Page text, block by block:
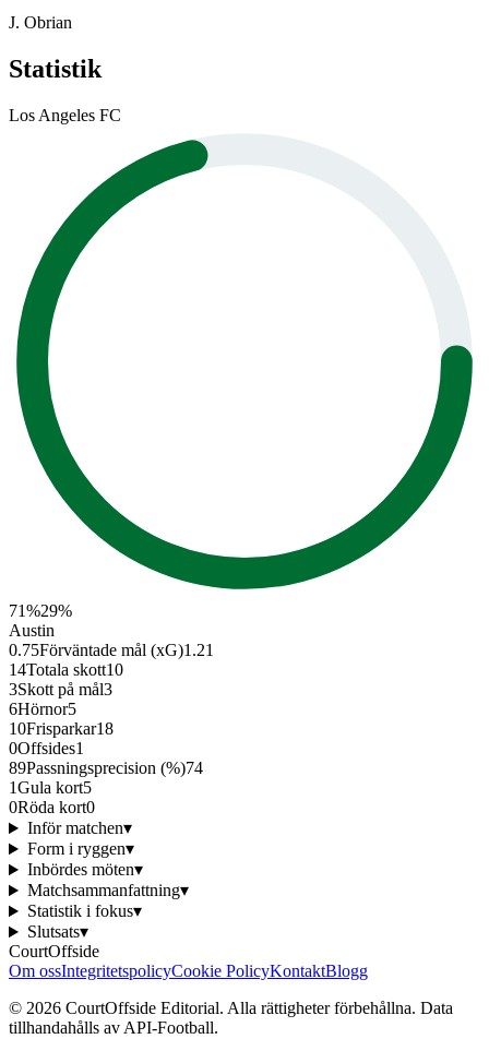
J. Obrian
Statistik
Los Angeles FC
71%29%
Austin
0.75Förväntade mål (xG)1.21
14Totala skott10
3Skott på mål3
6Hörnor5
10Frisparkar18
0Offsides1
89Passningsprecision (%)74
1Gula kort5
0Röda kort0
Inför matchen▾
Form i ryggen▾
Inbördes möten▾
Matchsammanfattning▾
Statistik i fokus▾
Slutsats▾
CourtOffside
Om ossIntegritetspolicyCookie PolicyKontaktBlogg
© 2026 CourtOffside Editorial. Alla rättigheter förbehållna. Data
tillhandahålls av API-Football.